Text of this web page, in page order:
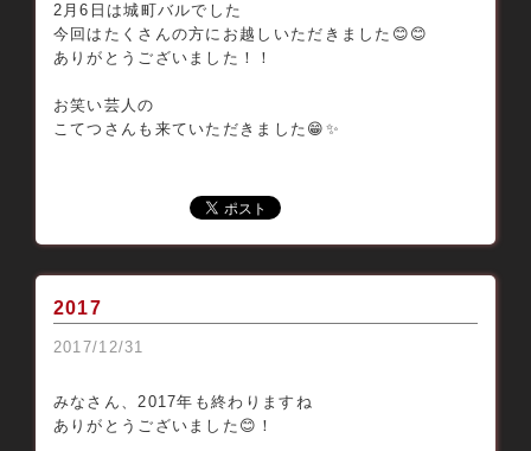
2月6日は城町バルでした
今回はたくさんの方にお越しいただきました😊😊
ありがとうございました！！
お笑い芸人の
こてつさんも来ていただきました😁✨
2017
2017/12/31
みなさん、2017年も終わりますね
ありがとうございました😊！